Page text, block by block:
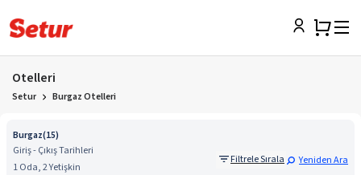
Otelleri
Setur Burgaz Otelleri
Burgaz(15)
Giriş - Çıkış Tarihleri
1 Oda, 2 Yetişkin
Filtrele Sırala Yeniden Ara